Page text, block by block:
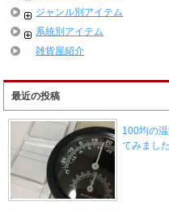
ジャンル別アイテム
系統別アイテム
雑貨屋紹介
最近の投稿
100均の
てみました